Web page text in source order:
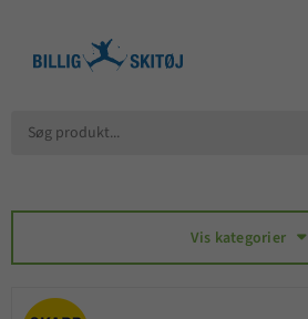
Vis kategorier 